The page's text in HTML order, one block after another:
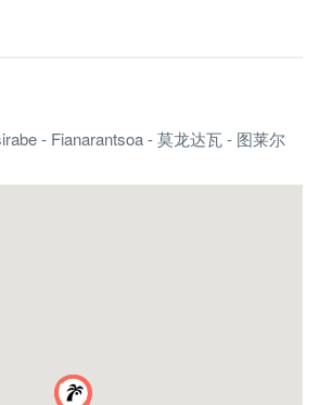
.
餐.
以北公里处，其通道至关重要.
,
手工市场进行采购, 岛上的回忆.
- Fianarantsoa - 莫龙达瓦 - 图莱尔